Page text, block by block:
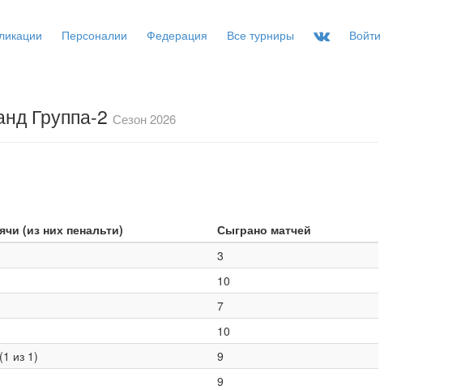
Персоналии Федерация Все турниры Войти
Группа-2 Сезон 2026
(из них пенальти)
Сыграно матчей
3
10
7
10
из 1)
9
9